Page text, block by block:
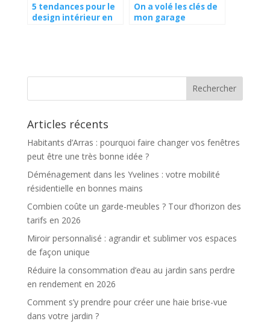
5 tendances pour le
design intérieur en
On a volé les clés de
mon garage
Articles récents
Habitants d’Arras : pourquoi faire changer vos fenêtres
peut être une très bonne idée ?
Déménagement dans les Yvelines : votre mobilité
résidentielle en bonnes mains
Combien coûte un garde-meubles ? Tour d’horizon des
tarifs en 2026
Miroir personnalisé : agrandir et sublimer vos espaces
de façon unique
Réduire la consommation d’eau au jardin sans perdre
en rendement en 2026
Comment s’y prendre pour créer une haie brise-vue
dans votre jardin ?